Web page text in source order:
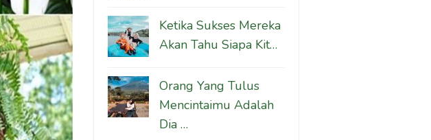
Ketika Sukses Mereka
Akan Tahu Siapa Kit…
Orang Yang Tulus
Mencintaimu Adalah
Dia …